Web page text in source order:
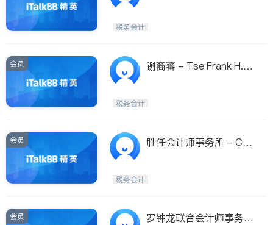
税务会计
会员
谢裔蕃 - Tse Frank H.C.
税务会计
会员
胜任会计师事务所 - Co
税务会计
会员
罗钟龙联合会计师事务所